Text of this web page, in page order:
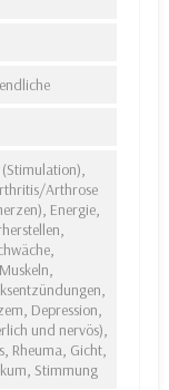
Arthrose
Energie,
Depression,
und nervös),
Rheuma, Gicht,
Stimmung